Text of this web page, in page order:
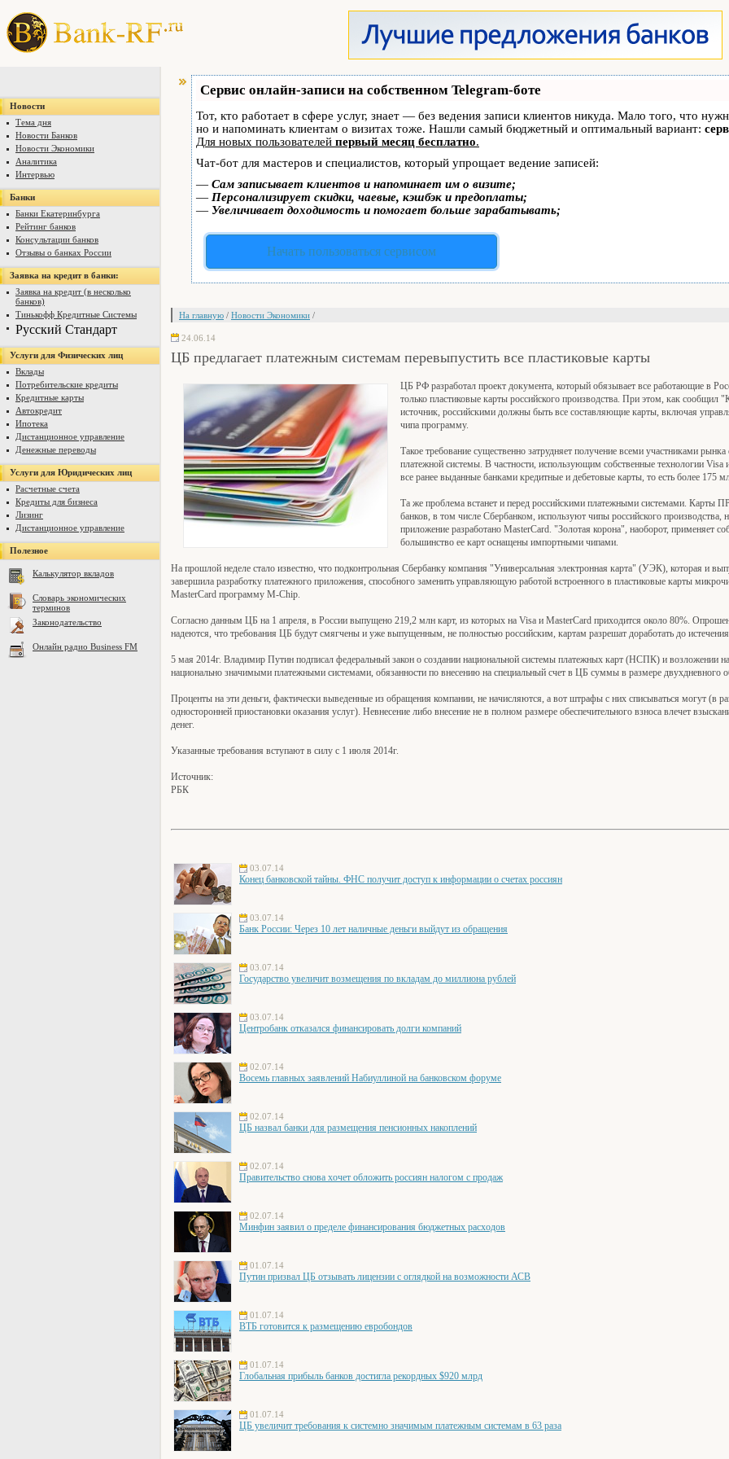
Новости
Тема дня
Новости Банков
Новости Экономики
Аналитика
Интервью
Банки
Банки Екатеринбурга
Рейтинг банков
Консультации банков
Отзывы о банках России
Заявка на кредит в банки:
Заявка на кредит (в несколько
банков)
Тинькофф Кредитные Системы
Русский Стандарт
Услуги для Физических лиц
Вклады
Потребительские кредиты
Кредитные карты
Автокредит
Ипотека
Дистанционное управление
Денежные переводы
Услуги для Юридических лиц
Расчетные счета
Кредиты для бизнеса
Лизинг
Дистанционное управление
Полезное
Калькулятор вкладов
Словарь экономических
терминов
Законодательство
Онлайн радио Business FM
Сервис онлайн-записи на собственном Telegram-боте
Тот, кто работает в сфере услуг, знает — без ведения записи клиентов никуда. Мало того, что
но и напоминать клиентам о визитах тоже. Нашли самый бюджетный и оптимальный вариант:
Для новых пользователей первый месяц бесплатно.
Чат-бот для мастеров и специалистов, который упрощает ведение записей:
— Сам записывает клиентов и напоминает им о визите;
— Персонализирует скидки, чаевые, кэшбэк и предоплаты;
— Увеличивает доходимость и помогает больше зарабатывать;
Начать пользоваться сервисом
На главную / Новости Экономики /
24.06.14
ЦБ предлагает платежным системам перевыпустить все пластиковые карты
ЦБ РФ разработал проект документа, который обязывает все работающие в
только пластиковые карты российского производства. При этом, как сообщил
источник, российскими должны быть все составляющие карты, включая
чипа программу.
Такое требование существенно затрудняет получение всеми участниками
платежной системы. В частности, использующим собственные технологии Visa
все ранее выданные банками кредитные и дебетовые карты, то есть более 175
Та же проблема встанет и перед российскими платежными системами. Карты
банков, в том числе Сбербанком, используют чипы российского
приложение разработано MasterCard. "Золотая корона", наоборот, применяет
большинство ее карт оснащены импортными чипами.
На прошлой неделе стало известно, что подконтрольная Сбербанку компания "Универсальная электронная карта" (УЭК), которая и
завершила разработку платежного приложения, способного заменить управляющую работой встроенного в пластиковые карты
MasterCard программу M-Chip.
Согласно данным ЦБ на 1 апреля, в России выпущено 219,2 млн карт, из которых на Visa и MasterCard приходится около 80%.
надеются, что требования ЦБ будут смягчены и уже выпущенным, не полностью российским, картам разрешат доработать до истечения
5 мая 2014г. Владимир Путин подписал федеральный закон о создании национальной системы платежных карт (НСПК) и возложении
национально значимыми платежными системами, обязанности по внесению на специальный счет в ЦБ суммы в размере двухдневного
Проценты на эти деньги, фактически выведенные из обращения компании, не начисляются, а вот штрафы с них списываться могут (в
односторонней приостановки оказания услуг). Невнесение либо внесение не в полном размере обеспечительного взноса влечет
денег.
Указанные требования вступают в силу с 1 июля 2014г.
Источник:
РБК
03.07.14
Конец банковской тайны. ФНС получит доступ к информации о счетах россиян
03.07.14
Банк России: Через 10 лет наличные деньги выйдут из обращения
03.07.14
Государство увеличит возмещения по вкладам до миллиона рублей
03.07.14
Центробанк отказался финансировать долги компаний
02.07.14
Восемь главных заявлений Набиуллиной на банковском форуме
02.07.14
ЦБ назвал банки для размещения пенсионных накоплений
02.07.14
Правительство снова хочет обложить россиян налогом с продаж
02.07.14
Минфин заявил о пределе финансирования бюджетных расходов
01.07.14
Путин призвал ЦБ отзывать лицензии с оглядкой на возможности АСВ
01.07.14
ВТБ готовится к размещению евробондов
01.07.14
Глобальная прибыль банков достигла рекордных $920 млрд
01.07.14
ЦБ увеличит требования к системно значимым платежным системам в 63 раза